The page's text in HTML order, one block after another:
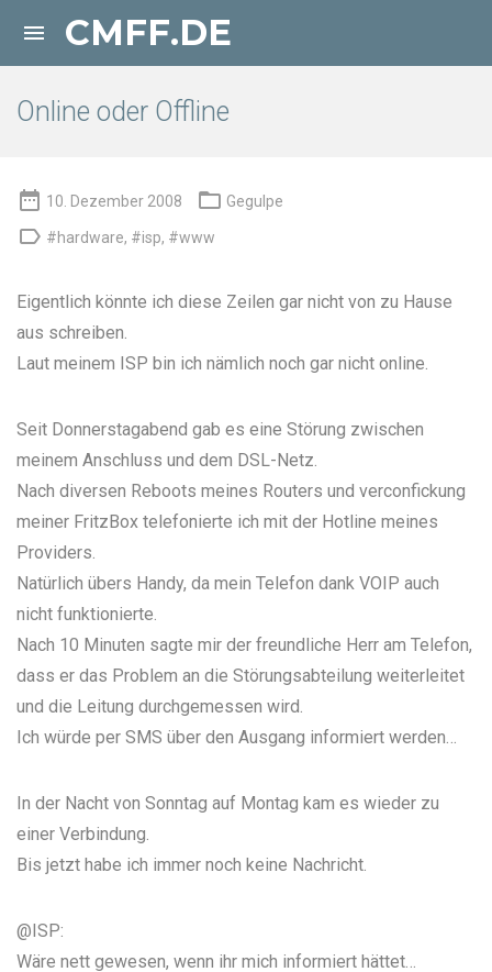
 CMFF.DE
Online oder Offline
 10. Dezember 2008  Gegulpe
 #hardware, #isp, #www
Eigentlich könnte ich diese Zeilen gar nicht von zu Hause
aus schreiben.
Laut meinem ISP bin ich nämlich noch gar nicht online.
Seit Donnerstagabend gab es eine Störung zwischen
meinem Anschluss und dem DSL-Netz.
Nach diversen Reboots meines Routers und verconfickung
meiner FritzBox telefonierte ich mit der Hotline meines
Providers.
Natürlich übers Handy, da mein Telefon dank VOIP auch
nicht funktionierte.
Nach 10 Minuten sagte mir der freundliche Herr am Telefon,
dass er das Problem an die Störungsabteilung weiterleitet
und die Leitung durchgemessen wird.
Ich würde per SMS über den Ausgang informiert werden…
In der Nacht von Sonntag auf Montag kam es wieder zu
einer Verbindung.
Bis jetzt habe ich immer noch keine Nachricht.
@ISP:
Wäre nett gewesen, wenn ihr mich informiert hättet…